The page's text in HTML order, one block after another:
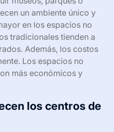
un ambiente único y
en los espacios no
tradicionales tienden a
Además, los costos
Los espacios no
más económicos y
los centros de